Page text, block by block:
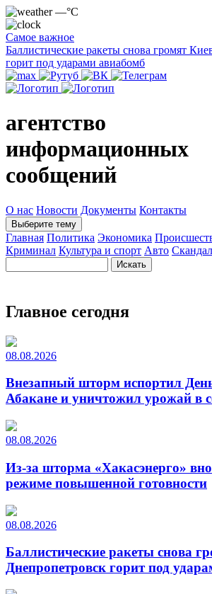
—°C
Самое важное
Баллистические ракеты снова громят
горит под ударами авиабомб
агентство
информационных
сообщений
О нас Новости Документы Контакты
Выберите тему
Главная Политика Экономика
Криминал Культура и спорт Авто
Главное сегодня
08.08.2026
Внезапный шторм испортил
Абакане и уничтожил урожай в
08.08.2026
Из-за шторма «Хакасэнерго»
режиме повышенной готовности
08.08.2026
Баллистические ракеты снова
Днепропетровск горит под